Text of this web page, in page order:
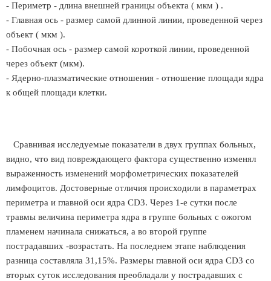
- Периметр - длина внешней границы объекта ( мкм ) .
- Главная ось - размер самой длинной линии, проведенной через
объект ( мкм ).
- Побочная ось - размер самой короткой линии, проведенной
через объект (мкм).
- Ядерно-плазматические отношения - отношение площади ядра
к общей площади клетки.
Сравнивая исследуемые показатели в двух группах больных,
видно, что вид повреждающего фактора существенно изменял
выраженность изменений морфометрических показателей
лимфоцитов. Достоверные отличия происходили в параметрах
периметра и главной оси ядра CD3. Через 1-е сутки после
травмы величина периметра ядра в группе больных с ожогом
пламенем начинала снижаться, а во второй группе
пострадавших -возрастать. На последнем этапе наблюдения
разница составляла 31,15%. Размеры главной оси ядра CD3 со
вторых суток исследования преобладали у пострадавших с